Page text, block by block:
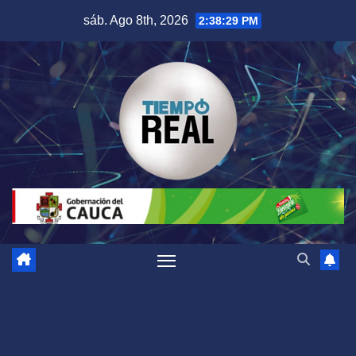
contenido
sáb. Ago 8th, 2026 2:38:29 PM